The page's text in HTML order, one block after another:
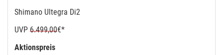
Shimano Ultegra Di2
UVP 6.499,00€*
Aktionspreis